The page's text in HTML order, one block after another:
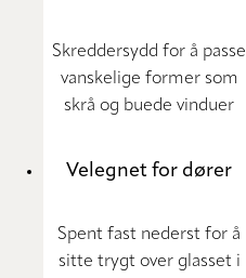
Skreddersydd for å passe
vanskelige former som
skrå og buede vinduer
Velegnet for dører
Spent fast nederst for å
sitte trygt over glasset i